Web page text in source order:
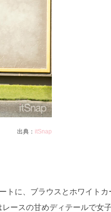
出典： itSnap
トに、ブラウスとホワイトカ
ースの甘めディテールで女